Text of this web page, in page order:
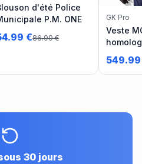
d'été Police
P.M. ONE
€86.99€
GK Pro
Veste
549.99
30 jours